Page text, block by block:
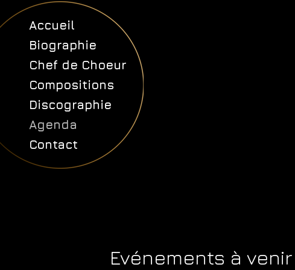
Accueil
Biographie
Chef de Choeur
Compositions
Discographie
Agenda
Contact
Evénements à venir